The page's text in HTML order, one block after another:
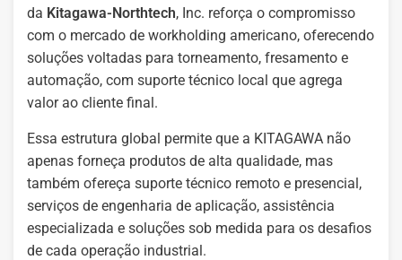
da Kitagawa-Northtech, Inc. reforça o compromisso
com o mercado de workholding americano, oferecendo
soluções voltadas para torneamento, fresamento e
automação, com suporte técnico local que agrega
valor ao cliente final.
Essa estrutura global permite que a KITAGAWA não
apenas forneça produtos de alta qualidade, mas
também ofereça suporte técnico remoto e presencial,
serviços de engenharia de aplicação, assistência
especializada e soluções sob medida para os desafios
de cada operação industrial.